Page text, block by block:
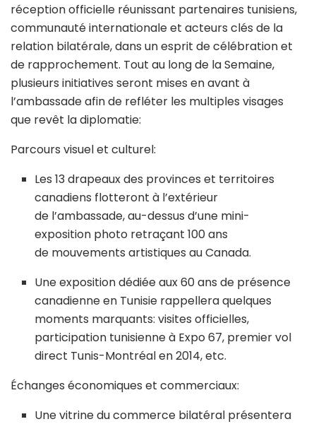
réception officielle réunissant partenaires tunisiens,
communauté internationale et acteurs clés de la
relation bilatérale, dans un esprit de célébration et
de rapprochement. Tout au long de la Semaine,
plusieurs initiatives seront mises en avant à
l’ambassade afin de refléter les multiples visages
que revêt la diplomatie:
Parcours visuel et culturel:
Les 13 drapeaux des provinces et territoires
canadiens flotteront à l’extérieur
de l’ambassade, au-dessus d’une mini-
exposition photo retraçant 100 ans
de mouvements artistiques au Canada.
Une exposition dédiée aux 60 ans de présence
canadienne en Tunisie rappellera quelques
moments marquants: visites officielles,
participation tunisienne à Expo 67, premier vol
direct Tunis-Montréal en 2014, etc.
Échanges économiques et commerciaux:
Une vitrine du commerce bilatéral présentera